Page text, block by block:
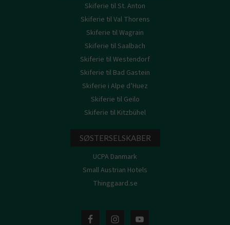
Skiferie til St. Anton
Skiferie til Val Thorens
Skiferie til Wagrain
Skiferie til Saalbach
Skiferie til Westendorf
Skiferie til Bad Gastein
Skiferie i Alpe d’Huez
Skiferie til Geilo
Skiferie til Kitzbühel
SØSTERSELSKABER
UCPA Danmark
Small Austrian Hotels
Thinggaard.se